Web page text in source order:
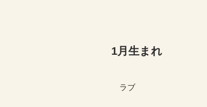
1月生まれ
ラブ